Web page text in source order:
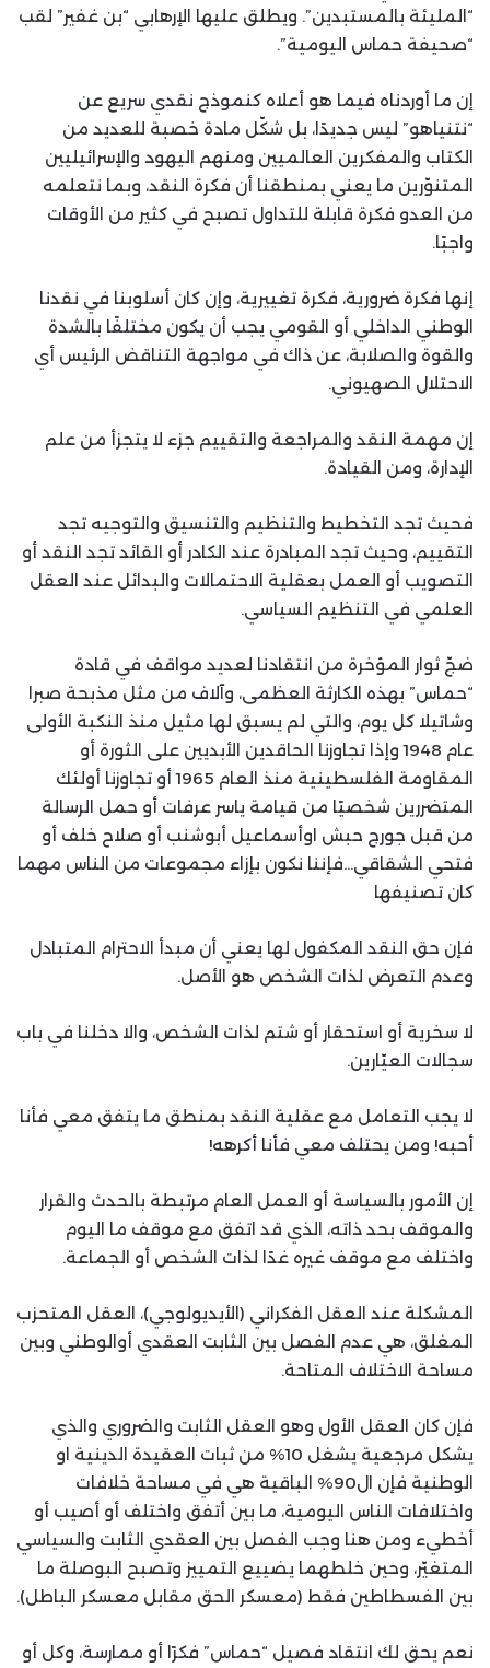
“المليئة بالمستبدين”. ويطلق عليها الإرهابي “بن غفير” لقب
“صحيفة حماس اليومية”.
إن ما أوردناه فيما هو أعلاه كنموذج نقدي سريع عن
“نتنياهو” ليس جديدًا، بل شكّل مادة خصبة للعديد من
الكتاب والمفكرين العالميين ومنهم اليهود والإسرائيليين
المتنوّرين ما يعني بمنطقنا أن فكرة النقد، وبما نتعلمه
من العدو فكرة قابلة للتداول تصبح في كثير من الأوقات
واجبًا.
إنها فكرة ضرورية، فكرة تغييرية، وإن كان أسلوبنا في نقدنا
الوطني الداخلي أو القومي يجب أن يكون مختلفًا بالشدة
والقوة والصلابة، عن ذاك في مواجهة التناقض الرئيس أي
الاحتلال الصهيوني.
إن مهمة النقد والمراجعة والتقييم جزء لا يتجزأ من علم
الإدارة، ومن القيادة.
فحيث تجد التخطيط والتنظيم والتنسيق والتوجيه تجد
التقييم، وحيث تجد المبادرة عند الكادر أو القائد تجد النقد أو
التصويب أو العمل بعقلية الاحتمالات والبدائل عند العقل
العلمي في التنظيم السياسي.
ضجّ ثوار المؤخرة من انتقادنا لعديد مواقف في قادة
“حماس” بهذه الكارثة العظمى، وآلاف من مثل مذبحة صبرا
وشاتيلا كل يوم، والتي لم يسبق لها مثيل منذ النكبة الأولى
عام 1948 وإذا تجاوزنا الحاقدين الأبديين على الثورة أو
المقاومة الفلسطينية منذ العام 1965 أو تجاوزنا أولئك
المتضررين شخصيًا من قيامة ياسر عرفات أو حمل الرسالة
من قبل جورج حبش اوأسماعيل أبوشنب أو صلاح خلف أو
فتحي الشقاقي…فإننا نكون بإزاء مجموعات من الناس مهما
كان تصنيفها
فإن حق النقد المكفول لها يعني أن مبدأ الاحترام المتبادل
وعدم التعرض لذات الشخص هو الأصل.
لا سخرية أو استحقار أو شتم لذات الشخص، والا دخلنا في باب
سجالات العيّارين.
لا يجب التعامل مع عقلية النقد بمنطق ما يتفق معي فأنا
أحبه! ومن يحتلف معي فأنا أكرهه!
إن الأمور بالسياسة أو العمل العام مرتبطة بالحدث والقرار
والموقف بحد ذاته، الذي قد اتفق مع موقف ما اليوم
واختلف مع موقف غيره غدًا لذات الشخص أو الجماعة.
المشكلة عند العقل الفكراني (الأيديولوجي)، العقل المتحزب
المغلق، هي عدم الفصل بين الثابت العقدي أوالوطني وبين
مساحة الاختلاف المتاحة.
فإن كان العقل الأول وهو العقل الثابت والضروري والذي
يشكل مرجعية يشغل 10% من ثبات العقيدة الدينية او
الوطنية فإن ال90% الباقية هي في مساحة خلافات
واختلافات الناس اليومية، ما بين أتفق واختلف أو أصيب أو
أخطيء ومن هنا وجب الفصل بين العقدي الثابت والسياسي
المتغيّر، وحين خلطهما يضييع التمييز وتصبح البوصلة ما
بين الفسطاطين فقط (معسكر الحق مقابل معسكر الباطل).
نعم يحق لك انتقاد فصيل “حماس” فكرًا أو ممارسة، وكل أو